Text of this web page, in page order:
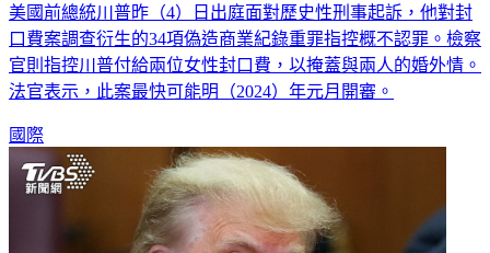
美國前總統川普昨（4）日出庭面對歷史性刑事起訴，他對封
口費案調查衍生的34項偽造商業紀錄重罪指控概不認罪。檢察
官則指控川普付給兩位女性封口費，以掩蓋與兩人的婚外情。
法官表示，此案最快可能明（2024）年元月開審。
國際